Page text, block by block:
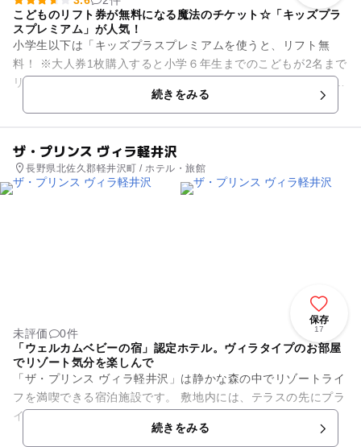
こどものリフト券が無料になる魔法のチケット☆「キッズプラ
スプレミアム」が人気！
小学生以下は「キッズプラスプレミアムを使うと、リフト無
料！ ※大人券1枚購入すると小学６年生までのこどもが2名まで
リフト券無料になる魔法のチケット☆ 直営ホテル内にキッズル
続きをみる
ザ・プリンス ヴィラ軽井沢
長野県北佐久郡軽井沢町 / ホテル・旅館
保存
17
未評価
0件
「ウェルカムベビーの宿」認定ホテル。ヴィラタイプのお部屋
でリゾート気分を楽しんで
「ザ・プリンス ヴィラ軽井沢」は静かな森の中でリゾートライ
フを満喫できる宿泊施設です。 敷地内には、テラスの先にプラ
イベートガーデンが広がる平屋建てのヴィラが10棟、2階建て
続きをみる